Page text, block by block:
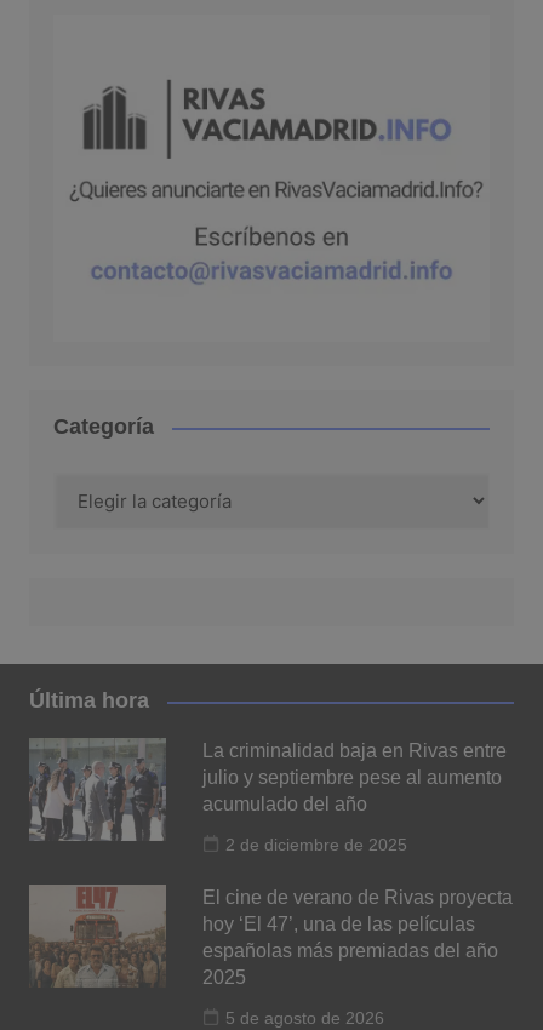
Categoría
Última hora
La criminalidad baja en Rivas entre
julio y septiembre pese al aumento
acumulado del año
2 de diciembre de 2025
El cine de verano de Rivas proyecta
hoy ‘El 47’, una de las películas
españolas más premiadas del año
2025
5 de agosto de 2026